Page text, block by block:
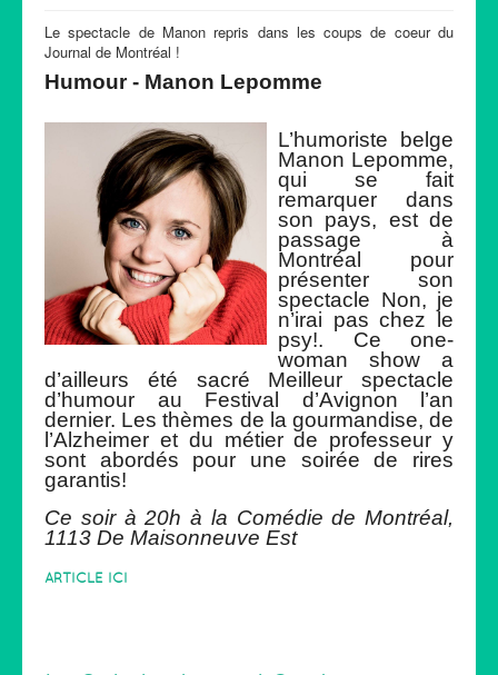
Le spectacle de Manon repris dans les coups de coeur du
Journal de Montréal !
Humour - Manon Lepomme
L’humoriste belge
Manon Lepomme,
qui se fait
remarquer dans
son pays, est de
passage à
Montréal pour
présenter son
spectacle Non, je
n’irai pas chez le
psy!. Ce one-
woman show a
d’ailleurs été sacré Meilleur spectacle
d’humour au Festival d’Avignon l’an
dernier. Les thèmes de la gourmandise, de
l’Alzheimer et du métier de professeur y
sont abordés pour une soirée de rires
garantis!
Ce soir à 20h à la Comédie de Montréal,
1113 De Maisonneuve Est
ARTICLE ICI